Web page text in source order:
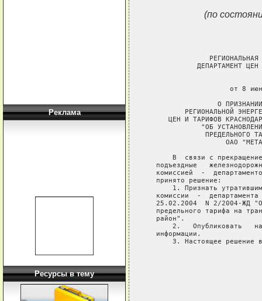
Реклама
Ресурсы в тему
(по
ДЕПАРТАМЕНТ
от 8
О
РЕГИОНАЛЬНОЙ
ЦЕН И ТАРИФОВ
"ОБ
ПРЕДЕЛЬНОГО
ОАО
В  связи с
подъездные
комиссией  -
   принято решение:
1. Признать
комиссии  -
25.02.2004  N 2/2004-ЖД
предельного тарифа на
   район".
2.   Опубликовать
   информации.
3. Настоящее решение